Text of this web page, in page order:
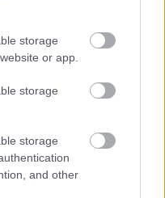
storage
or app.
storage
storage
and other
-
- Dead
- a magyar
IMF csapata az eddigi
vágnak bele: meg kell